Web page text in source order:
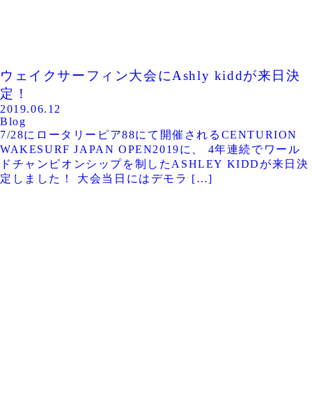
ウェイクサーフィン大会にAshly kiddが来日決
定！
2019.06.12
Blog
7/28にロータリーピア88にて開催されるCENTURION
WAKESURF JAPAN OPEN2019に、 4年連続でワール
ドチャンピオンシップを制したASHLEY KIDDが来日決
定しました！ 大会当日にはデモラ […]